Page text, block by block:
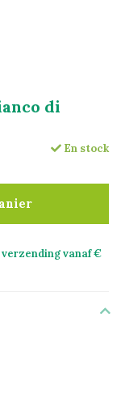
di
En stock
vanaf €